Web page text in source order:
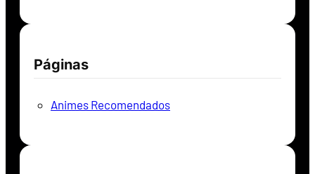
Páginas
Animes Recomendados